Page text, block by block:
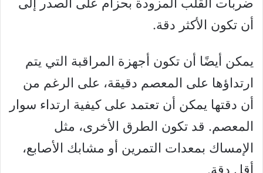
أن تكون الأكثر دقة.
يمكن أيضًا أن تكون أجهزة المراقبة التي يتم
ارتداؤها على المعصم دقيقة، على الرغم من
أن دقتها يمكن أن تعتمد على كيفية ارتداء سوار
المعصم. قد تكون الطرق الأخرى، مثل
الإمساك بمعدات التمرين أو مشابك الأصابع،
أقل دقة.